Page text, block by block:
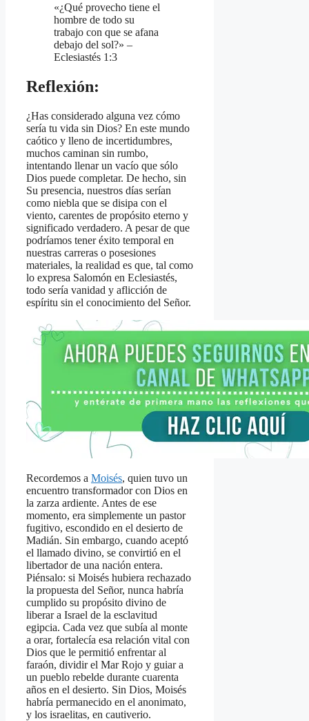
«¿Qué provecho tiene el
hombre de todo su
trabajo con que se afana
debajo del sol?» –
Eclesiastés 1:3
Reflexión:
¿Has considerado alguna vez cómo
sería tu vida sin Dios? En este mundo
caótico y lleno de incertidumbres,
muchos caminan sin rumbo,
intentando llenar un vacío que sólo
Dios puede completar. De hecho, sin
Su presencia, nuestros días serían
como niebla que se disipa con el
viento, carentes de propósito eterno y
significado verdadero. A pesar de que
podríamos tener éxito temporal en
nuestras carreras o posesiones
materiales, la realidad es que, tal como
lo expresa Salomón en Eclesiastés,
todo sería vanidad y aflicción de
espíritu sin el conocimiento del Señor.
Recordemos a Moisés, quien tuvo un
encuentro transformador con Dios en
la zarza ardiente. Antes de ese
momento, era simplemente un pastor
fugitivo, escondido en el desierto de
Madián. Sin embargo, cuando aceptó
el llamado divino, se convirtió en el
libertador de una nación entera.
Piénsalo: si Moisés hubiera rechazado
la propuesta del Señor, nunca habría
cumplido su propósito divino de
liberar a Israel de la esclavitud
egipcia. Cada vez que subía al monte
a orar, fortalecía esa relación vital con
Dios que le permitió enfrentar al
faraón, dividir el Mar Rojo y guiar a
un pueblo rebelde durante cuarenta
años en el desierto. Sin Dios, Moisés
habría permanecido en el anonimato,
y los israelitas, en cautiverio.